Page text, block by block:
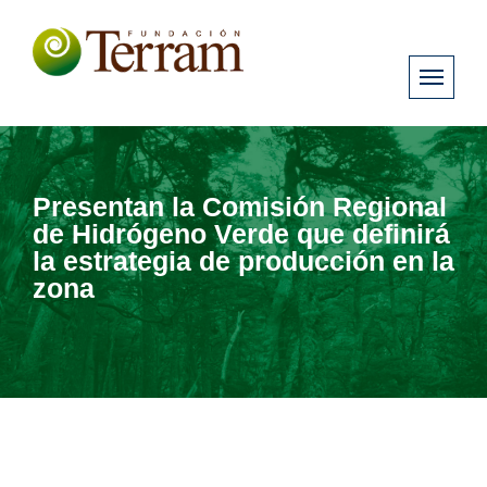
Presentan la Comisión Regional
de Hidrógeno Verde que definirá
la estrategia de producción en la
zona